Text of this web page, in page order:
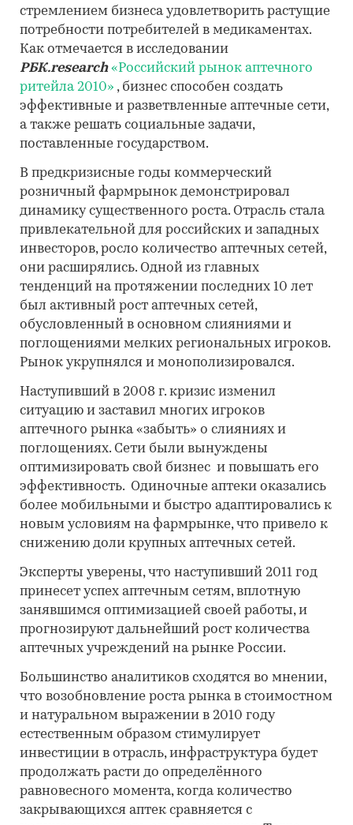
стремлением бизнеса удовлетворить растущие
потребности потребителей в медикаментах.
Как отмечается в исследовании
РБК.research «Российский рынок аптечного
ритейла 2010» , бизнес способен создать
эффективные и разветвленные аптечные сети,
а также решать социальные задачи,
поставленные государством.
В предкризисные годы коммерческий
розничный фармрынок демонстрировал
динамику существенного роста. Отрасль стала
привлекательной для российских и западных
инвесторов, росло количество аптечных сетей,
они расширялись. Одной из главных
тенденций на протяжении последних 10 лет
был активный рост аптечных сетей,
обусловленный в основном слияниями и
поглощениями мелких региональных игроков.
Рынок укрупнялся и монополизировался.
Наступивший в 2008 г. кризис изменил
ситуацию и заставил многих игроков
аптечного рынка «забыть» о слияниях и
поглощениях. Сети были вынуждены
оптимизировать свой бизнес и повышать его
эффективность. Одиночные аптеки оказались
более мобильными и быстро адаптировались к
новым условиям на фармрынке, что привело к
снижению доли крупных аптечных сетей.
Эксперты уверены, что наступивший 2011 год
принесет успех аптечным сетям, вплотную
занявшимся оптимизацией своей работы, и
прогнозируют дальнейший рост количества
аптечных учреждений на рынке России.
Большинство аналитиков сходятся во мнении,
что возобновление роста рынка в стоимостном
и натуральном выражении в 2010 году
естественным образом стимулирует
инвестиции в отрасль, инфраструктура будет
продолжать расти до определённого
равновесного момента, когда количество
закрывающихся аптек сравняется с